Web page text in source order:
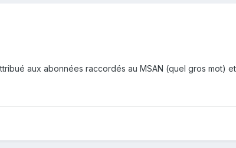
aux abonnées raccordés au MSAN (quel gros mot)